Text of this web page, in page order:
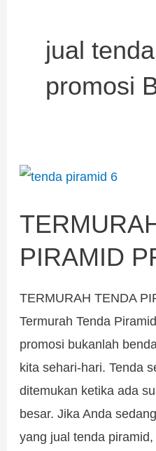
jual
promosi
PIRAMID
TERMURAH TENDA
Termurah Tenda
promosi bukanlah
kita sehari-hari. Tenda
ditemukan ketika ada
besar. Jika Anda
yang jual tenda
TERMURAH
PIRAMID